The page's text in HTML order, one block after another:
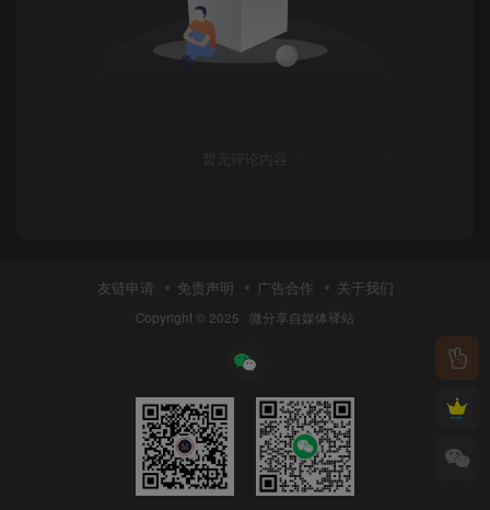
暂无评论内容
友链申请 免责声明 广告合作 关于我们
Copyright © 2025 · 微分享自媒体驿站